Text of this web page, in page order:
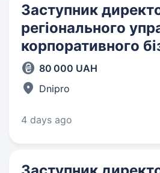
Заступник
регіонального
корпоративного
80 000 UAH
Dnipro
4 days ago